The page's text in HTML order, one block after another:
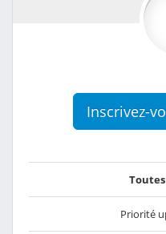
Inscrivez-
Priorité